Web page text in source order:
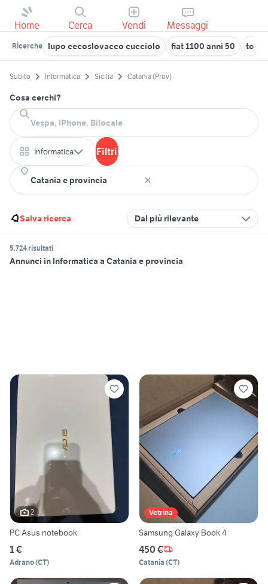
Home Cerca Vendi Messaggi
Ricerche lupo cecoslovacco cucciolo fiat 1100 anni 50
Subito Informatica Sicilia Catania (Prov)
Cosa cerchi?
Informatica Filtri
Salva ricerca Dal più rilevante
5.724 risultati
Annunci in Informatica a Catania e provincia
2
PC Asus notebook
1 €
Adrano(CT)
Vetrina
Samsung Galaxy Book 4
450 €
Catania (CT)